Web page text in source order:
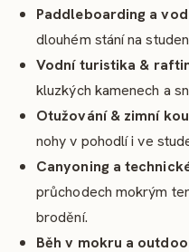
Paddleboarding a
dlouhém stání na
Vodní turistika &
kluzkých kamenech a
Otužování & zimní
nohy v pohodlí i ve
Canyoning a
průchodech mokrým
brodění.
Běh v mokru a